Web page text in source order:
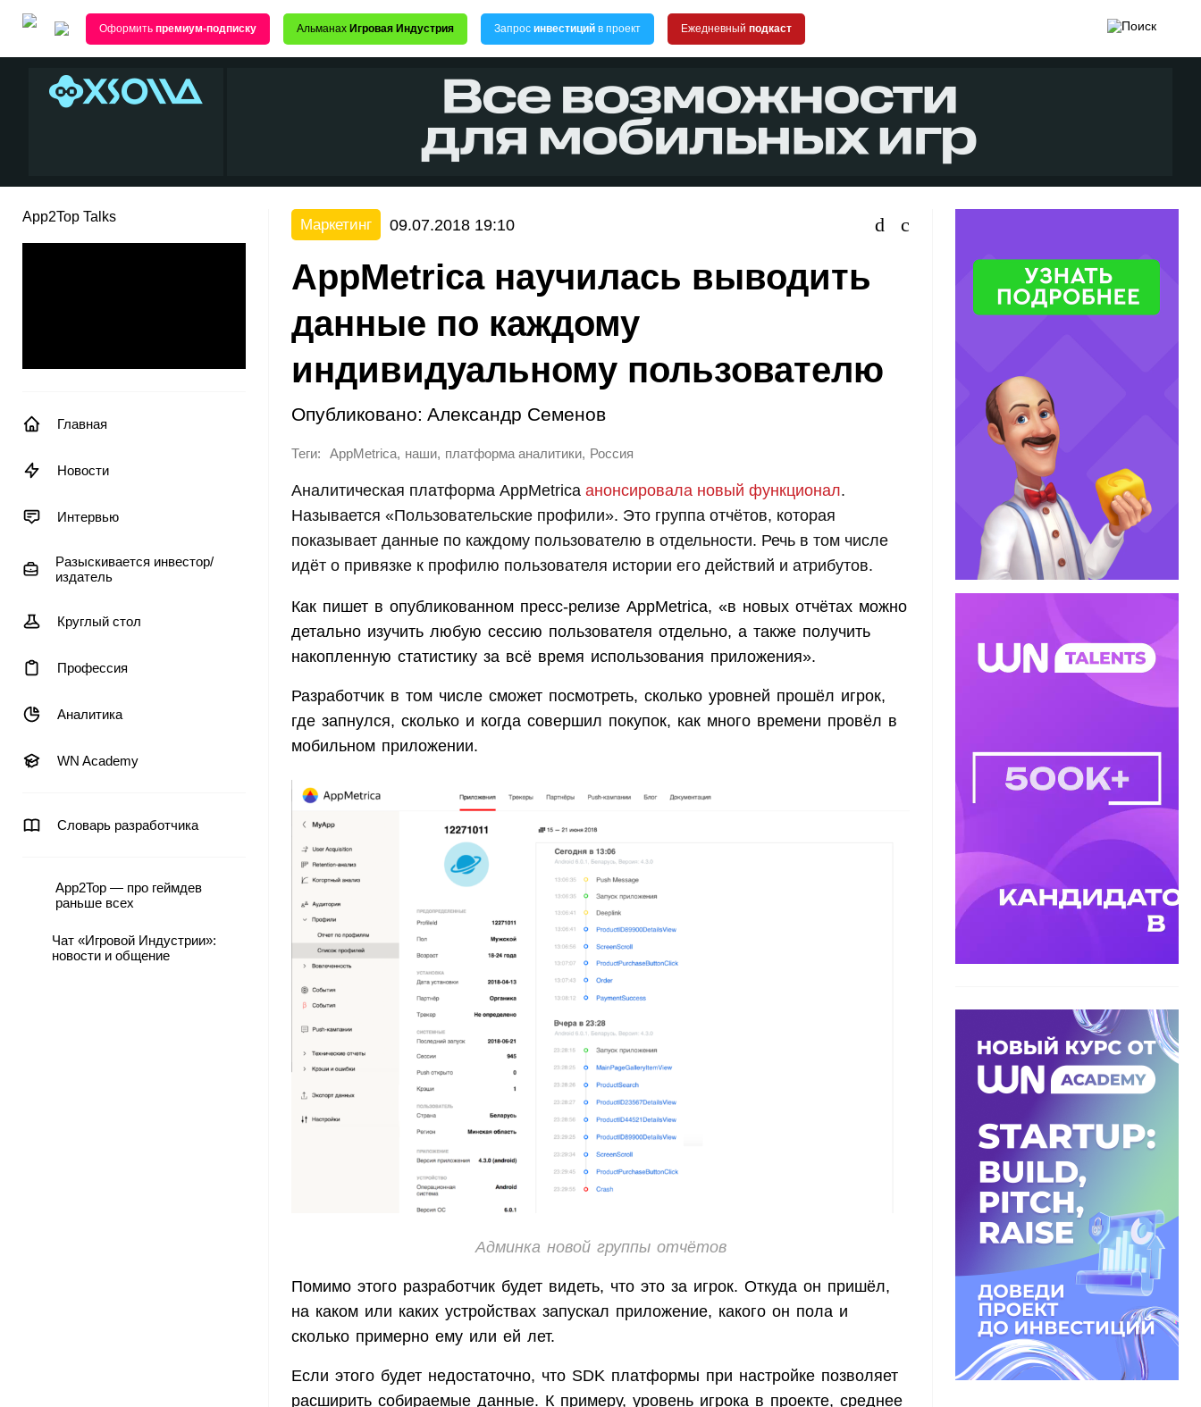
Оформить премиум-подписку Альманах Игровая Индустрия Запрос инвестиций в проект Ежедневный подкаст
App2Top Talks
Главная
Новости
Интервью
Разыскивается инвестор/
издатель
Круглый стол
Профессия
Аналитика
WN Academy
Словарь разработчика
App2Top — про геймдев
раньше всех
Чат «Игровой Индустрии»:
новости и общение
Маркетинг 09.07.2018 19:10
AppMetrica научилась выводить
данные по каждому
индивидуальному пользователю
Опубликовано: Александр Семенов
Теги: AppMetrica, наши, платформа аналитики, Россия
Аналитическая платформа AppMetrica анонсировала новый функционал.
Называется «Пользовательские профили». Это группа отчётов, которая
показывает данные по каждому пользователю в отдельности. Речь в том числе
идёт о привязке к профилю пользователя истории его действий и атрибутов.
Как пишет в опубликованном пресс-релизе AppMetrica, «в новых отчётах можно
детально изучить любую сессию пользователя отдельно, а также получить
накопленную статистику за всё время использования приложения».
Разработчик в том числе сможет посмотреть, сколько уровней прошёл игрок,
где запнулся, сколько и когда совершил покупок, как много времени провёл в
мобильном приложении.
Админка новой группы отчётов
Помимо этого разработчик будет видеть, что это за игрок. Откуда он пришёл,
на каком или каких устройствах запускал приложение, какого он пола и
сколько примерно ему или ей лет.
Если этого будет недостаточно, что SDK платформы при настройке позволяет
расширить собираемые данные. К примеру, уровень игрока в проекте, среднее